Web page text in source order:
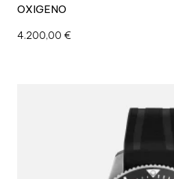
OXIGENO
4.200,00 €